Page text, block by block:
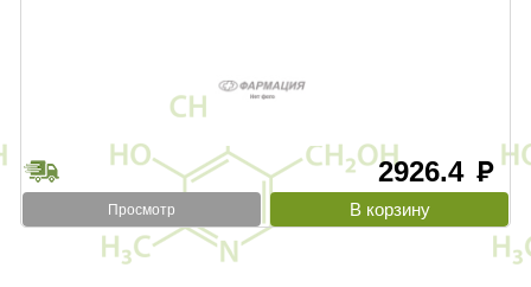
2926.4 руб
Просмотр